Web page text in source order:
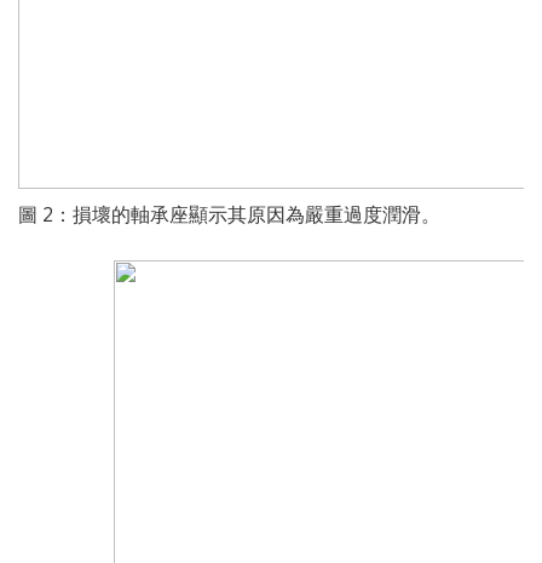
圖 2：損壞的軸承座顯示其原因為嚴重過度潤滑。